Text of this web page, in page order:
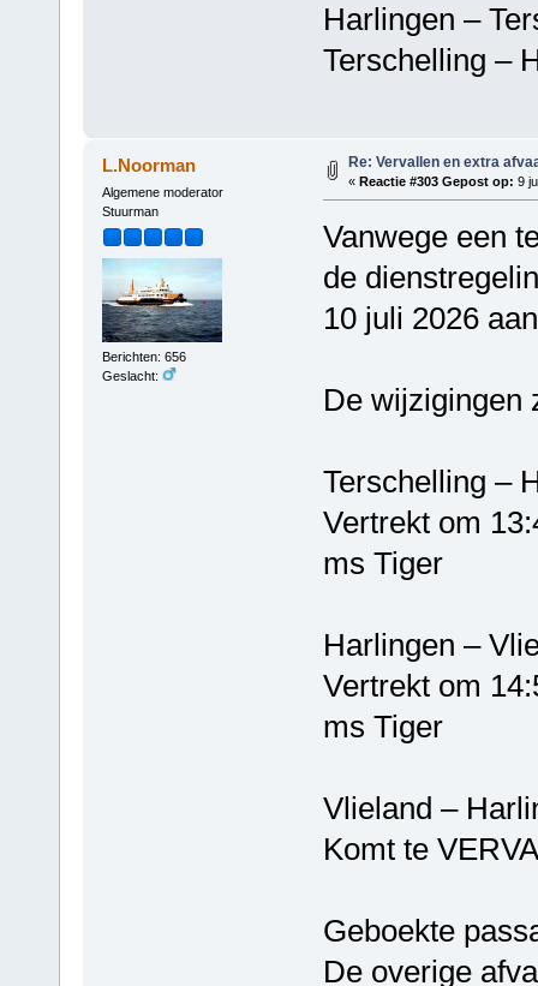
Harlingen –
Terschelling
L.Noorman
Algemene moderator
Stuurman
Berichten: 656
Geslacht:
Re: Vervallen en extra
« Reactie #303 Gepost op: 9
Vanwege een
de
10 juli 2026
De wijzigingen
Vertrekt om
ms Tiger
Vertrekt om
ms Tiger
Vlieland
Komt te
Geboekte
De overige